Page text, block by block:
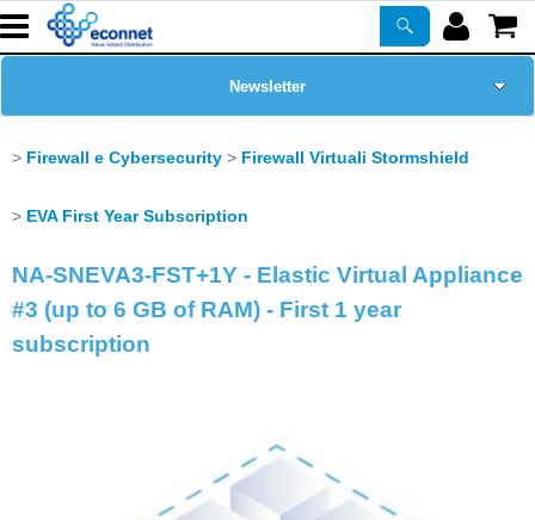
Chi siamo
Prodotti
Certificazioni
Newsletter
Firewall e Cybersecurity Firewall Virtuali Stormshield
EVA First Year Subscription
NA-SNEVA3-FST+1Y - Elastic Virtual Appliance
#3 (up to 6 GB of RAM) - First 1 year
subscription